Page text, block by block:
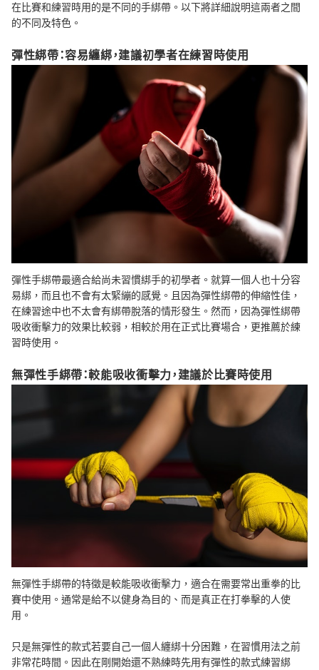
在比賽和練習時用的是不同的手綁帶。以下將詳細說明這兩者之間
的不同及特色。
彈性綁帶：容易纏綁，建議初學者在練習時使用
彈性手綁帶最適合給尚未習慣綁手的初學者。就算一個人也十分容
易綁，而且也不會有太緊繃的感覺。且因為彈性綁帶的伸縮性佳，
在練習途中也不太會有綁帶脫落的情形發生。然而，因為彈性綁帶
吸收衝擊力的效果比較弱，相較於用在正式比賽場合，更推薦於練
習時使用。
無彈性手綁帶：較能吸收衝擊力，建議於比賽時使用
無彈性手綁帶的特徵是較能吸收衝擊力，適合在需要常出重拳的比
賽中使用。通常是給不以健身為目的、而是真正在打拳擊的人使
用。
只是無彈性的款式若要自己一個人纏綁十分困難，在習慣用法之前
非常花時間。因此在剛開始還不熟練時先用有彈性的款式練習綁